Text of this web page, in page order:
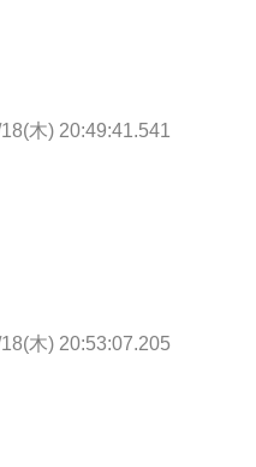
木) 20:49:41.541
木) 20:53:07.205